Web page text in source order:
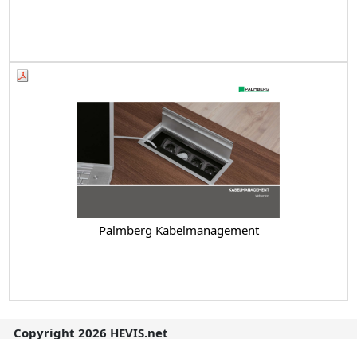
Palmberg Kabelmanagement
Copyright 2026 HEVIS.net